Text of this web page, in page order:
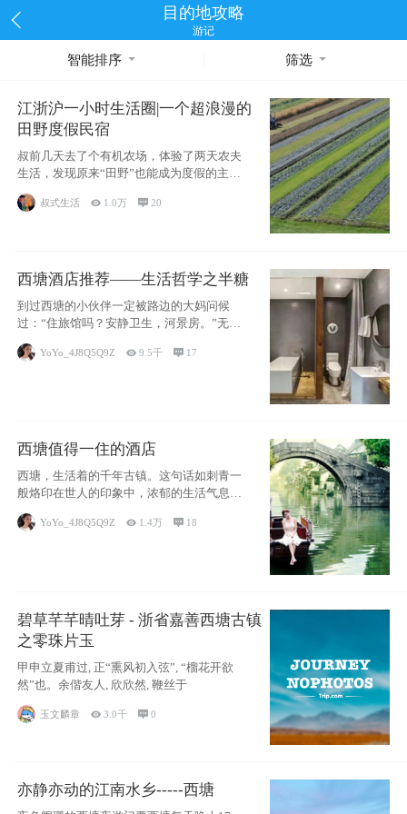
目的地攻略
游记
智能排序 筛选
江浙沪一小时生活圈|一个超浪漫的
田野度假民宿
叔前几天去了个有机农场，体验了两天农夫
生活，发现原来“田野”也能成为度假的主旋
律。江
叔式生活  1.0万 20
西塘酒店推荐——生活哲学之半糖
到过西塘的小伙伴一定被路边的大妈问候
过：“住旅馆吗？安静卫生，河景房。”无意
YoYo_4J8Q5Q9Z 9.5千  17
西塘值得一住的酒店
西塘，生活着的千年古镇。这句话如刺青一
般烙印在世人的印象中，浓郁的生活气息，
小桥流水
YoYo_4J8Q5Q9Z  1.4万  18
碧草芊芊晴吐芽 - 浙省嘉善西塘古镇
之零珠片玉
甲申立夏甫过, 正“熏风初入弦”, “榴花开欲
然”也。余偕友人, 欣欣然, 鞭丝于
玉文麟章  3.0千 0
亦静亦动的江南水乡-----西塘